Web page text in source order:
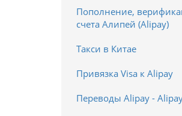
Пополнение,
счета Алипей (Alipay)
Такси в Китае
Привязка Visa к Alipay
Переводы Alipay -